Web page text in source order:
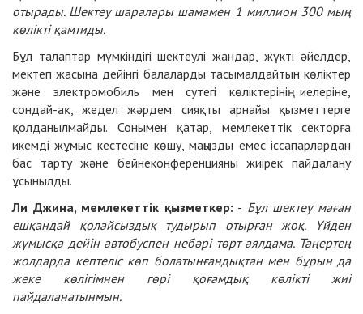
отырады. Шектеу шаралары шамамен 1 миллион 300 мың
көлікті қамтиды.
Бұл талаптар мүмкіндігі шектеулі жандар, жүкті әйелдер,
мектеп жасына дейінгі балаларды тасымалдайтын көліктер
және электромобиль мен сутегі көліктерінің иелеріне,
сондай-ақ, жедел жәрдем сияқты арнайы қызметтерге
қолданылмайды. Сонымен қатар, мемлекеттік секторға
икемді жұмыс кестесіне көшу, маңызды емес іссапарлардан
бас тарту және бейнеконференцияны жиірек пайдалану
ұсынылды.
Ли Джина, мемлекеттік қызметкер: - Бұл шектеу маған
ешқандай қолайсыздық тудырып отырған жоқ. Үйден
жұмысқа дейін автобуспен небәрі төрт аялдама. Таңертең
жолдарда кептеліс көп болатынғандықтан мен бұрын да
жеке көлігімнен гөрі қоғамдық көлікті жиі
пайдаланатынмын.